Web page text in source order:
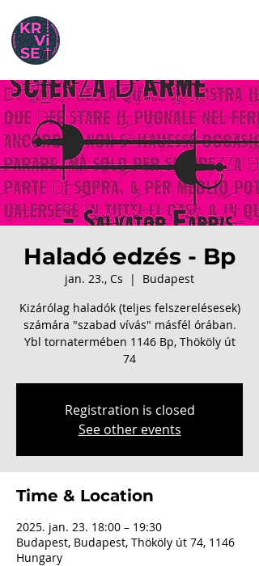
Haladó edzés - Bp
jan. 23., Cs
  |
Budapest
Kizárólag haladók (teljes felszerelésesek)
számára "szabad vívás" másfél órában.
Ybl tornatermében 1146 Bp, Thököly út
74
Registration is closed
See other events
Time & Location
2025. jan. 23. 18:00 – 19:30
Budapest, Budapest, Thököly út 74, 1146
Hungary